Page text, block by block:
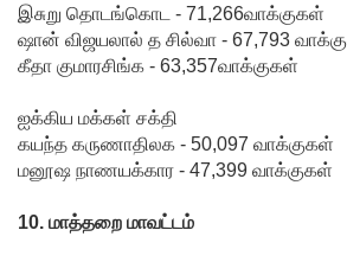
வழிப் பண
மோசடி -
எச்சரிக்
கை!
கொழும்பு
இசுறு தொடங்கொட - 71,266வாக்குகள்
ஷான் விஜயலால் த சில்வா - 67,793
கீதா குமாரசிங்க - 63,357வாக்குகள்
ஐக்கிய மக்கள் சக்தி
கயந்த கருணாதிலக - 50,097 வாக்குகள்
மனூஷ நாணயக்கார - 47,399 வாக்குகள்
10. மாத்தறை மாவட்டம்